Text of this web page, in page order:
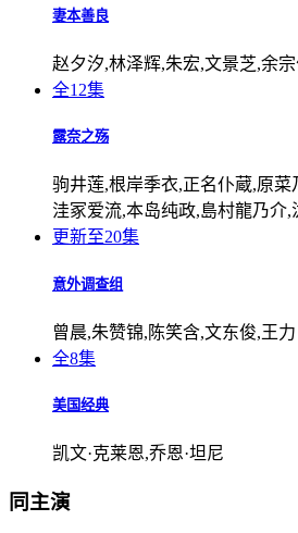
妻本善良
赵夕汐,林泽辉,朱宏,文景芝,余
全12集
露奈之殇
驹井莲,根岸季衣,正名仆蔵,原菜
洼冢爱流,本岛纯政,島村龍乃介
更新至20集
意外调查组
曾晨,朱赞锦,陈笑含,文东俊,王力
全8集
美国经典
凯文·克莱恩,乔恩·坦尼
同主演